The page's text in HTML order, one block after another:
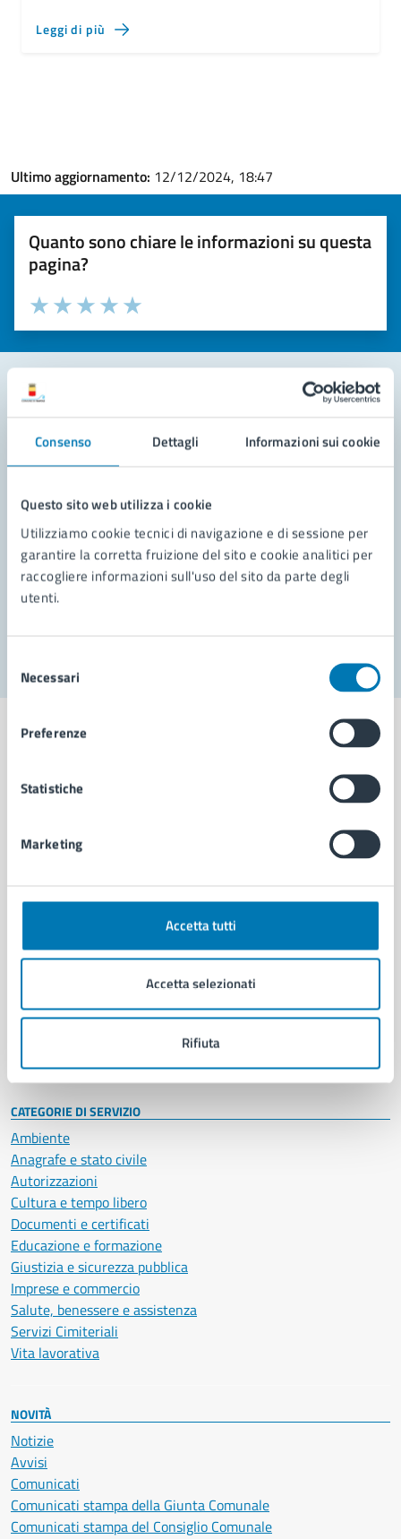
Consenso Dettagli Informazioni sui cookie
Questo sito web utilizza i cookie
Utilizziamo cookie tecnici di navigazione e di sessione per
garantire la corretta fruizione del sito e cookie analitici per
raccogliere informazioni sull'uso del sito da parte degli
utenti.
delNecessari
Preferenze
Statistiche
Marketing
Accetta tutti
Accetta selezionati
Rifiuta
Leggi di più
Ultimo aggiornamento: 12/12/2024, 18:47
Quanto sono chiare le informazioni su questa
pagina?
Valuta la chiarezza delle informazioni (da 1 a 5 stelle)
Seleziona il numero di stelle per valutare la chiarezza delle
Valuta 5 stelle su 5
Valuta 4 stelle su 5
Valuta 3 stelle su 5
Valuta 2 stelle su 5
Valuta 1 stelle su 5
Leggi le domande frequenti
Richiedi assistenza
Prenota appuntamento
Problemi in città
Comune di Napoli
AMMINISTRAZIONE
Organi di governo
Enti e fondazioni
Personale amministrativo
Intranet, posta aziendale e protocollo
CATEGORIE DI SERVIZIO
Ambiente
Anagrafe e stato civile
Autorizzazioni
Cultura e tempo libero
Documenti e certificati
Educazione e formazione
Giustizia e sicurezza pubblica
Imprese e commercio
Salute, benessere e assistenza
Servizi Cimiteriali
Vita lavorativa
NOVITÀ
Notizie
Avvisi
Comunicati
Comunicati stampa della Giunta Comunale
Comunicati stampa del Consiglio Comunale